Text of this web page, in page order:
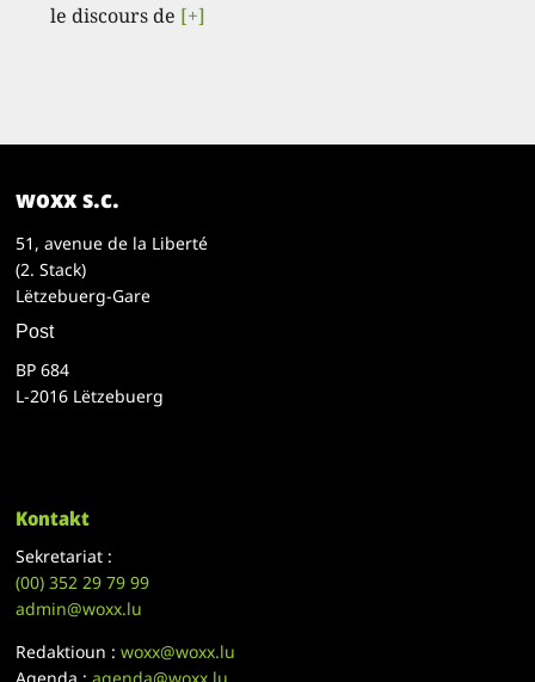
le discours de [+]
woxx s.c.
51, avenue de la Liberté
(2. Stack)
Lëtzebuerg-Gare
Post
BP 684
L-2016 Lëtzebuerg
Kontakt
Sekretariat :
(00)352 29 79 99
admin@woxx.lu
Redaktioun :woxx@woxx.lu
Agenda :agenda@woxx.lu